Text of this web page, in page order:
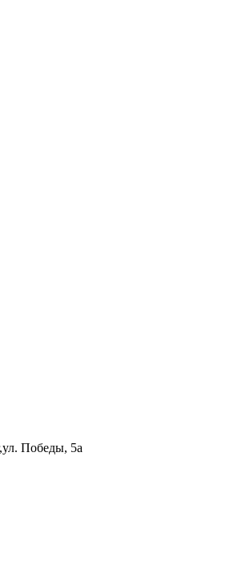
Победы, 5а